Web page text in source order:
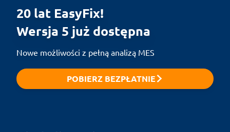
20 lat EasyFix!
Wersja 5 już dostępna
Nowe możliwości z pełną analizą MES
POBIERZ BEZPŁATNIE